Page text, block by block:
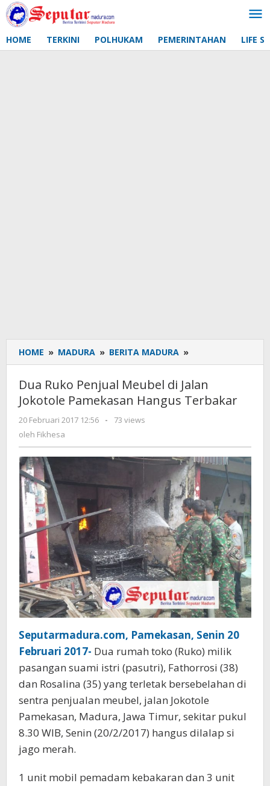
Lewati
ke
HOME TERKINI POLHUKAM PEMERINTAHAN LIFE
HOME » MADURA » BERITA MADURA »
Ruko
Penjual
Meubel
di
Terbakar
Dua Ruko Penjual Meubel di Jalan
Jokotole Pamekasan Hangus Terbakar
20 Februari 2017 12:56
oleh
-
73 views
oleh Fikhesa
Seputarmadura.com, Pamekasan, Senin 20
Februari 2017- Dua rumah toko (Ruko) milik
pasangan suami istri (pasutri), Fathorrosi (38)
dan Rosalina (35) yang terletak bersebelahan di
sentra penjualan meubel, jalan Jokotole
Pamekasan, Madura, Jawa Timur, sekitar pukul
8.30 WIB, Senin (20/2/2017) hangus dilalap si
jago merah.
1 unit mobil pemadam kebakaran dan 3 unit